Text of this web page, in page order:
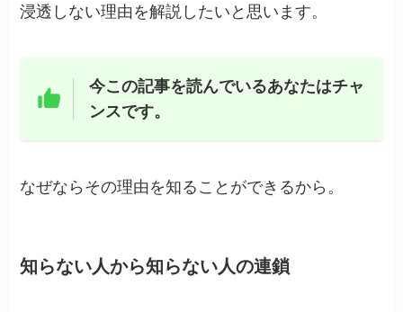
浸透しない理由を解説したいと思います。
今この記事を読んでいるあなたはチャ
ンスです。
なぜならその理由を知ることができるから。
知らない人から知らない人の連鎖